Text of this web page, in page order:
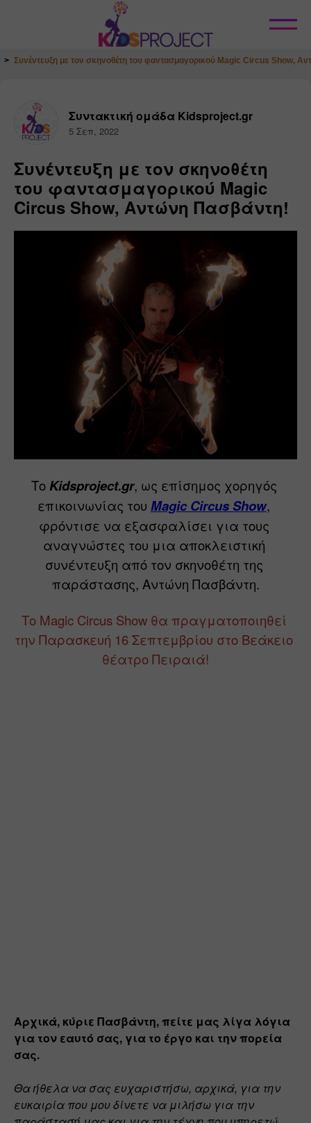
Κλείσιμο
Συνέντευξη με τον σκηνοθέτη του φαντασμαγορικού Magic Circus Show,
Συντακτική ομάδα Kidsproject.gr
5 Σεπ, 2022
Συνέντευξη με τον σκηνοθέτη
του φαντασμαγορικού Magic
Circus Show, Αντώνη Πασβάντη!
Το Kidsproject.gr, ως επίσημος χορηγός
επικοινωνίας του Magic Circus Show,
φρόντισε να εξασφαλίσει για τους
αναγνώστες του μια αποκλειστική
συνέντευξη από τον σκηνοθέτη της
παράστασης, Αντώνη Πασβάντη.
Το Magic Circus Show θα πραγματοποιηθεί
την Παρασκευή 16 Σεπτεμβρίου στο Βεάκειο
θέατρο Πειραιά!
Αρχικά, κύριε Πασβάντη, πείτε μας λίγα λόγια
για τον εαυτό σας, για το έργο και την πορεία
σας.
Θα ήθελα να σας ευχαριστήσω, αρχικά, για την
ευκαιρία που μου δίνετε να μιλήσω για την